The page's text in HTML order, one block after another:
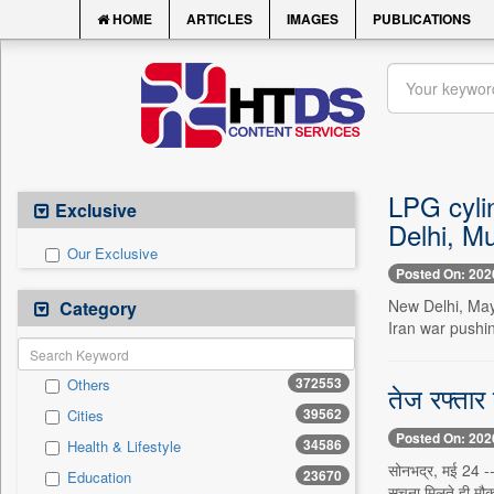
HOME ARTICLES IMAGES PUBLICATIONS
Exclusive
Our Exclusive
Category
Others 372553
Cities 39562
Health & Lifestyle 34586
Education 23670
LPG
Delhi,
Posted On:
New Delhi,
Iran war
तेज
Posted On:
सोनभद्र, मई 24